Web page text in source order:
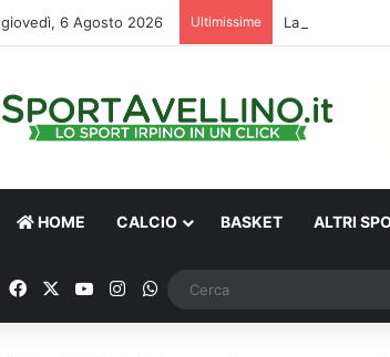
giovedì, 6 Agosto 2026 Ultimissime
HOME CALCIO BASKET ALTRI
FacebookYou TubeInstagram
WhatsApp